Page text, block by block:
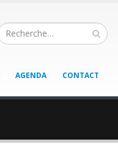
AGENDA CONTACT